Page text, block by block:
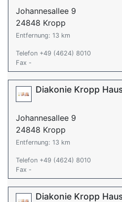
Johannesallee 9
24848 Kropp
Entfernung: 13 km
Telefon +49 (4624) 8010
Fax -
Diakonie Kropp
Johannesallee 9
24848 Kropp
Entfernung: 13 km
Telefon +49 (4624) 8010
Fax -
Diakonie Kropp